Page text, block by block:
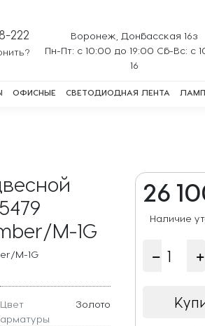
222
Воронеж, Донбасская 16з
Пн-Пт: с 10:00 до 19:00 Сб-Вс: с
16
ОФИСНЫЕ СВЕТОДИОДНАЯ ЛЕНТА
M-1G
M-1G
Цвет
арматуры
Золото
26
Наличие